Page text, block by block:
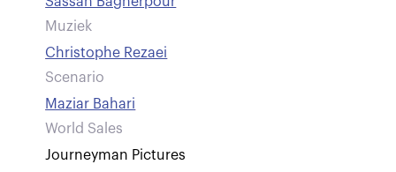
Muziek
Christophe Rezaei
Scenario
Maziar Bahari
World Sales
Journeyman Pictures